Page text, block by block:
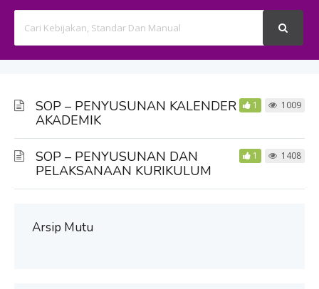
For
SOP – PENYUSUNAN KALENDER
AKADEMIK
1 1009
SOP – PENYUSUNAN DAN
PELAKSANAAN KURIKULUM
1 1408
Arsip Mutu